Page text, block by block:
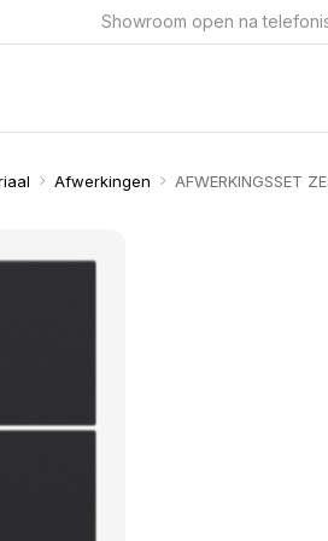
Showroom open na
Afwerkingen AFWERKINGSSET